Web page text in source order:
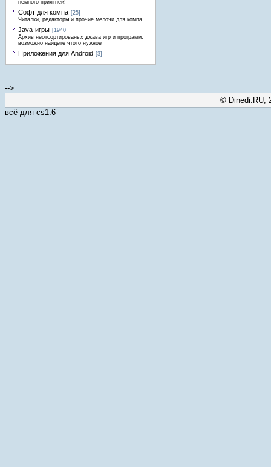
немного приятней!
Софт для компа [25]
Читалки, редакторы и прочие мелочи для компа
Java-игры [1940]
Архив неотсортированых джава игр и программ.
возможно найдете чтото нужное
Приложения для Android [3]
-->
© Dinedi.RU,
всё для cs1.6